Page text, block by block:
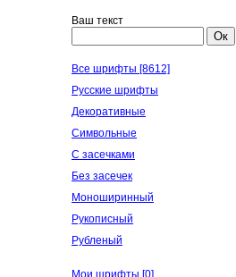
Ваш текст
Ок
Все шрифты [8612]
Русские шрифты
Декоративные
Символьные
С засечками
Без засечек
Моноширинный
Рукописный
Рубленый
Мои шрифты [0]